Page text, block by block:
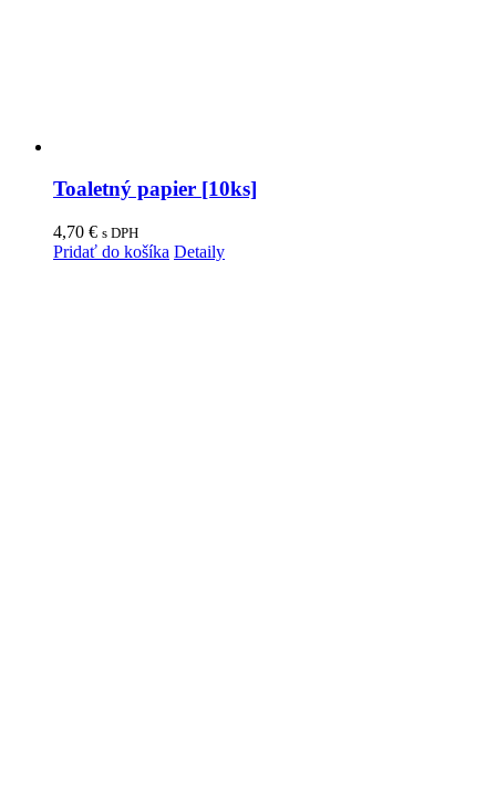
Toaletný papier [10ks]
4,70 € s DPH
Pridať do košíka Detaily